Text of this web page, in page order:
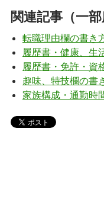
関連記事（一
転職理由欄の書き
履歴書・健康、生
履歴書・免許・資
趣味、特技欄の書
家族構成・通勤時